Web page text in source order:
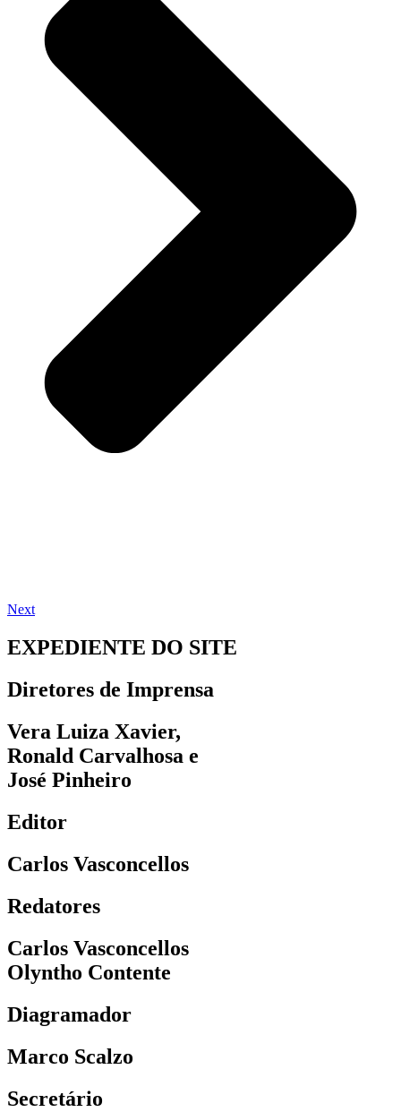
Next
EXPEDIENTE DO SITE
Diretores de Imprensa
Vera Luiza Xavier,
Ronald Carvalhosa e
José Pinheiro
Editor
Carlos Vasconcellos
Redatores
Carlos Vasconcellos
Olyntho Contente
Diagramador
Marco Scalzo
Secretário